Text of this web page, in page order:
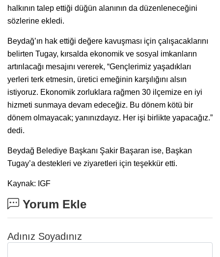
halkının talep ettiği düğün alanının da düzenleneceğini
sözlerine ekledi.
Beydağ’ın hak ettiği değere kavuşması için çalışacaklarını
belirten Tugay, kırsalda ekonomik ve sosyal imkanların
artırılacağı mesajını vererek, “Gençlerimiz yaşadıkları
yerleri terk etmesin, üretici emeğinin karşılığını alsın
istiyoruz. Ekonomik zorluklara rağmen 30 ilçemize en iyi
hizmeti sunmaya devam edeceğiz. Bu dönem kötü bir
dönem olmayacak; yanınızdayız. Her işi birlikte yapacağız.”
dedi.
Beydağ Belediye Başkanı Şakir Başaran ise, Başkan
Tugay’a destekleri ve ziyaretleri için teşekkür etti.
Kaynak: IGF
Yorum Ekle
Adınız Soyadınız